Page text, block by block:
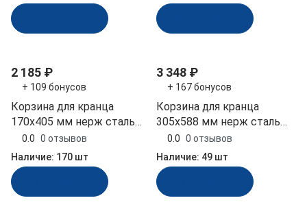
2 185 ₽
+ 109 бонусов
Корзина для кранца
170х405 мм нерж сталь
(10246762)
0.0 0 отзывов
Наличие: 170 шт
3 348 ₽
+ 167 бонусов
Корзина для кранца
305х588 мм нерж сталь
(10246767)
0.0 0 отзывов
Наличие: 49 шт